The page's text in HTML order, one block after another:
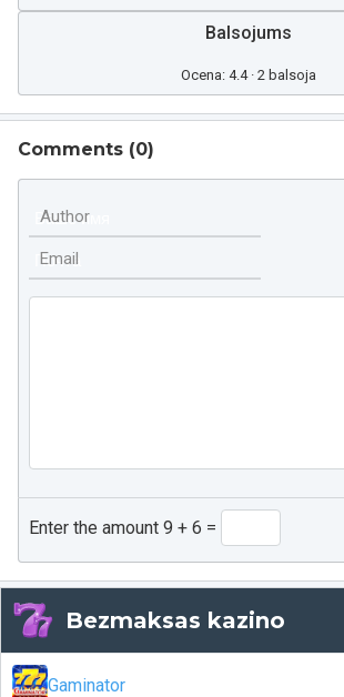
Balsojums
Ocena: 4.4 · 2 balsoja
Comments (0)
Author
Email
Enter the amount 9 + 6
Bezmaksas kazino
Gaminator